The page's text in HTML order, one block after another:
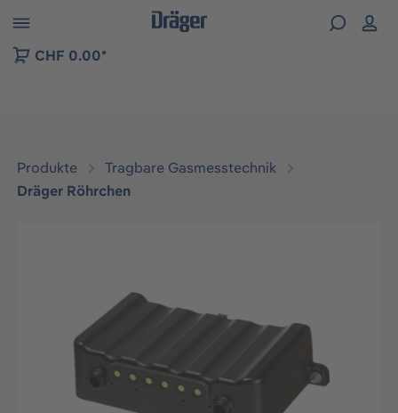
der B2B-Plattform springen
CHF 0.00*
Produkte
Tragbare Gasmesstechnik
Dräger Röhrchen